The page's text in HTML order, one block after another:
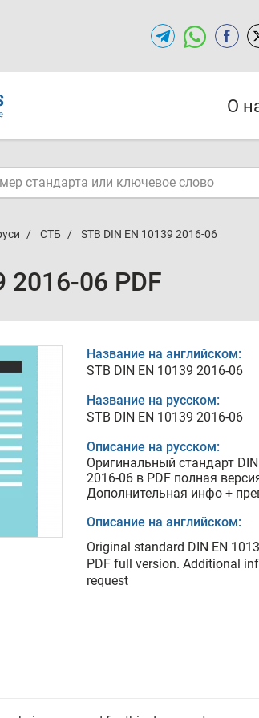
О
СТБ STB DIN EN 10139 2016-06
2016-06 PDF
Название на английском:
STB DIN EN 10139 2016-06
Название на русском:
STB DIN EN 10139 2016-06
Описание на русском:
Оригинальный стандарт
2016-06 в PDF полная
Дополнительная инфо +
Описание на английском:
Original standard DIN EN
PDF full version. Additional
request